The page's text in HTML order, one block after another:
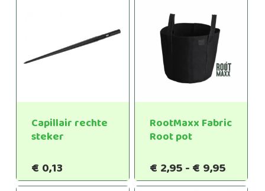
Capillair rechte
steker
€ 0,13
RootMaxx Fabric
Root pot
€ 2,95-€ 9,95
€2,95